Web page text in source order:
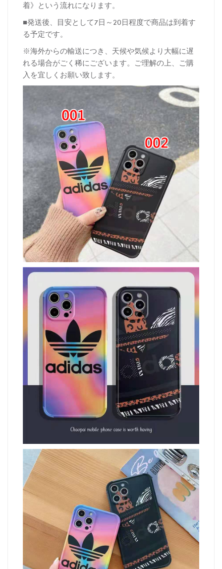
着》という流れになります。
■発送後、目安として7日～20日程度で商品は到着す
る予定です。
※海外からの輸送につき、天候や気候より大幅に遅
れる場合がごく稀にございます。ご理解の上、ご購
入を宜しくお願い致します。